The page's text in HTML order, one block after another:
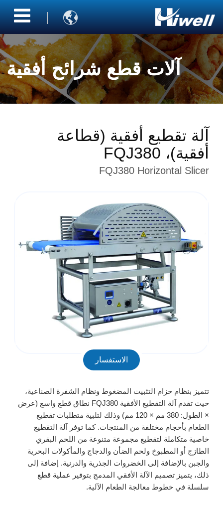

آلات قطع شرائح أفقية
آلة تقطيع أفقية (قطاعة
أفقية)، FQJ380
FQJ380 Horizontal Slicer
الاستفسار
تتميز بنظام حزام التثبيت المضغوط ونظام الشفرة الصناعية،
حيث تقدم آلة التقطيع الأفقية FQJ380 نطاق قطع واسع (عرض
× الطول: 380 مم × 120 مم) وذلك لتلبية متطلبات تقطيع
الطعام بأحجام مختلفة من المنتجات. كما توفر آلة التقطيع
خاصية متكاملة لتقطيع مجموعة متنوعة من اللحم البقري
الطازج أو المطبوخ ولحم الضأن والدجاج والمأكولات البحرية
والجبن بالإضافة إلى الخضروات الجذرية والدرنية. إضافة إلى
ذلك، يتميز تصميم الآلة الأفقي المدمج بتوفير عملية قطع
سلسلة في خطوط معالجة الطعام الآلية.